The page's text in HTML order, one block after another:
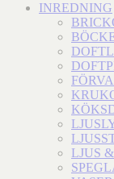
INREDNING
LJUS